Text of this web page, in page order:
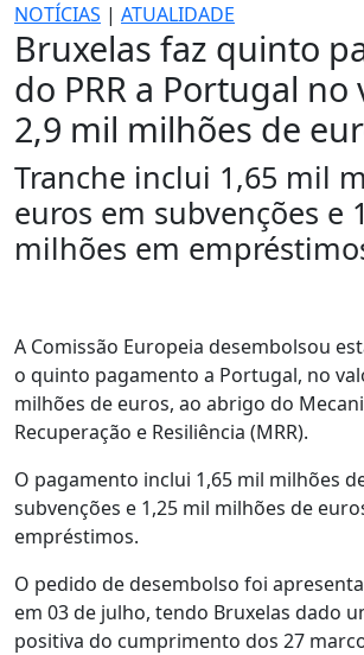
NOTÍCIAS | ATUALIDADE
Bruxelas faz quinto
do PRR a Portugal no
2,9 mil milhões de
Tranche inclui 1,65 mil
euros em subvenções e
milhões em
A Comissão Europeia desembolsou
o quinto pagamento a Portugal, no
milhões de euros, ao abrigo do
Recuperação e Resiliência (MRR).
O pagamento inclui 1,65 mil milhões
subvenções e 1,25 mil milhões de
empréstimos.
O pedido de desembolso foi
em 03 de julho, tendo Bruxelas dado
positiva do cumprimento dos 27